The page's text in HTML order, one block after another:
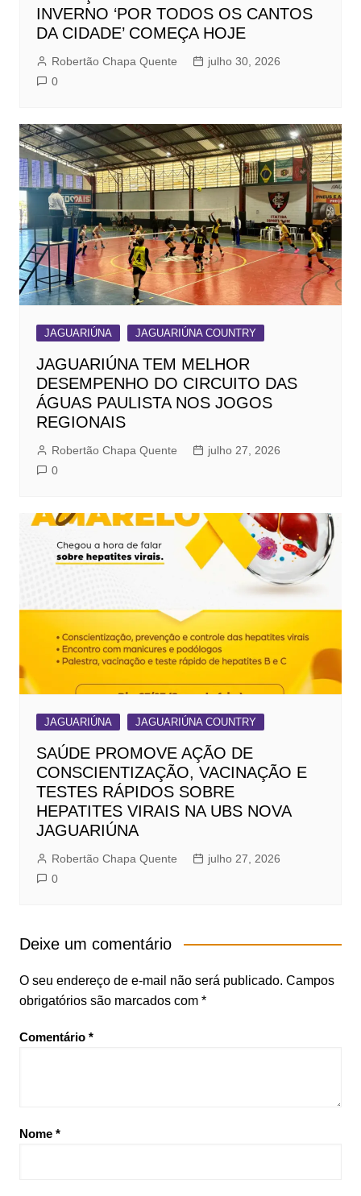
INVERNO ‘POR TODOS OS CANTOS
DA CIDADE’ COMEÇA HOJE
Robertão Chapa Quente
julho 30, 2026
0
JAGUARIÚNA JAGUARIÚNA COUNTRY
JAGUARIÚNA TEM MELHOR
DESEMPENHO DO CIRCUITO DAS
ÁGUAS PAULISTA NOS JOGOS
REGIONAIS
Robertão Chapa Quente
julho 27, 2026
0
JAGUARIÚNA JAGUARIÚNA COUNTRY
SAÚDE PROMOVE AÇÃO DE
CONSCIENTIZAÇÃO, VACINAÇÃO E
TESTES RÁPIDOS SOBRE
HEPATITES VIRAIS NA UBS NOVA
JAGUARIÚNA
Robertão Chapa Quente
julho 27, 2026
0
Deixe um comentário
O seu endereço de e-mail não será publicado. Campos
obrigatórios são marcados com *
Comentário *
Nome *